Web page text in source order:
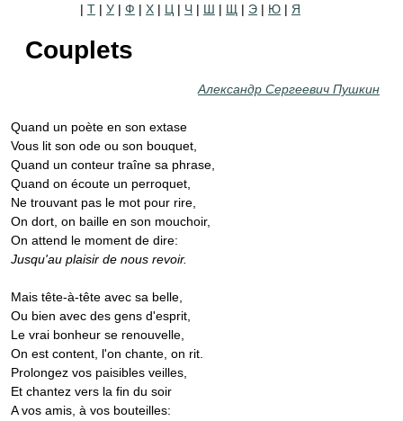
| Т | У | Ф | Х | Ц | Ч | Ш | Щ | Э | Ю | Я
Couplets
Александр Сергеевич Пушкин
Quand un poète en son extase
Vous lit son ode ou son bouquet,
Quand un conteur traîne sa phrase,
Quand on écoute un perroquet,
Ne trouvant pas le mot pour rire,
On dort, on baille en son mouchoir,
On attend le moment de dire:
Jusqu'au plaisir de nous revoir.
Mais tête-à-tête avec sa belle,
Ou bien avec des gens d'esprit,
Le vrai bonheur se renouvelle,
On est content, l'on chante, on rit.
Prolongez vos paisibles veilles,
Et chantez vers la fin du soir
A vos amis, à vos bouteilles: